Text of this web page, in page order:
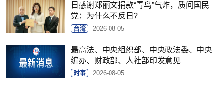
日感谢郑丽文捐款“青鸟”气炸，质问国民
党：为什么不反日？
台湾 2026-08-05
最高法、中央组织部、中央政法委、中央
编办、财政部、人社部印发意见
时事 2026-08-05